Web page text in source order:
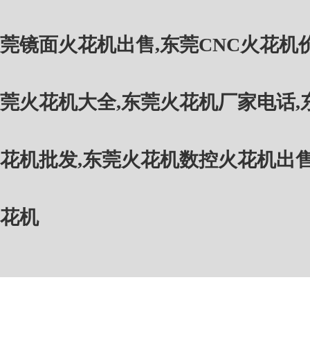
莞镜面火花机出售,东莞CNC火花机
莞火花机大全,东莞火花机厂家电话,
花机批发,东莞火花机数控火花机出
花机